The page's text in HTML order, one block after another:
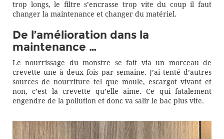
trop longs, le filtre s’encrasse trop vite du coup il faut
changer la maintenance et changer du matériel.
De l’amélioration dans la
maintenance …
Le nourrissage du monstre se fait via un morceau de
crevette une à deux fois par semaine. J’ai tenté d’autres
sources de nourriture tel que moule, escargot vivant et
non, c’est la crevette qu’elle aime. Ce qui fatalement
engendre de la pollution et donc va salir le bac plus vite.